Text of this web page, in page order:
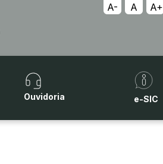
A- A
A+
Ouvidoria e-SIC